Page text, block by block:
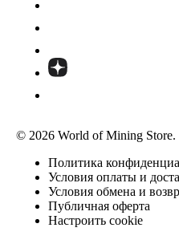
© 2026 World of Mining Store.
Политика
Условия оплаты и
Условия обмена и
Публичная оферта
Настроить cookie